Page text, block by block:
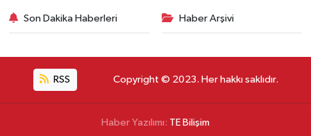
Son Dakika Haberleri Haber Arşivi
RSS Copyright © 2023. Her hakkı saklıdır.
Haber Yazılımı: TE Bilişim